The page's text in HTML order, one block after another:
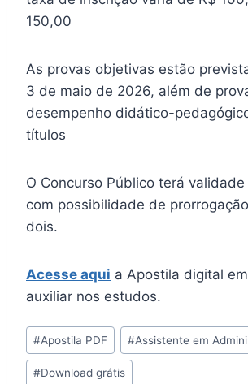
150,00
As provas objetivas estão
3 de maio de 2026, além de
desempenho didático-
títulos
O Concurso Público terá
com possibilidade de
dois.
Acesse aqui a Apostila digital
auxiliar nos estudos.
Tags
do
Post:
#Apostila PDF #Assistente em
#Download grátis